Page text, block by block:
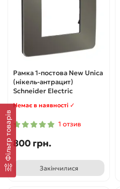
Фільтр товарів
Рамка 1-постова New Unica
(нікель-антрацит)
Schneider Electric
Немає в наявності ✓
1 отзив
800 грн.
Закінчилися